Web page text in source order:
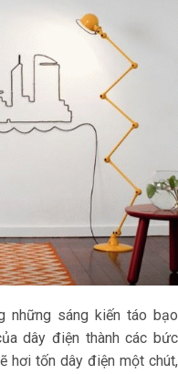
những sáng kiến táo bạo
dây điện thành các bức
hơi tốn dây điện một chút,